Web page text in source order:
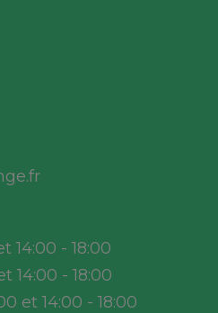
14:00 - 18:00
14:00 - 18:00
et 14:00 - 18:00